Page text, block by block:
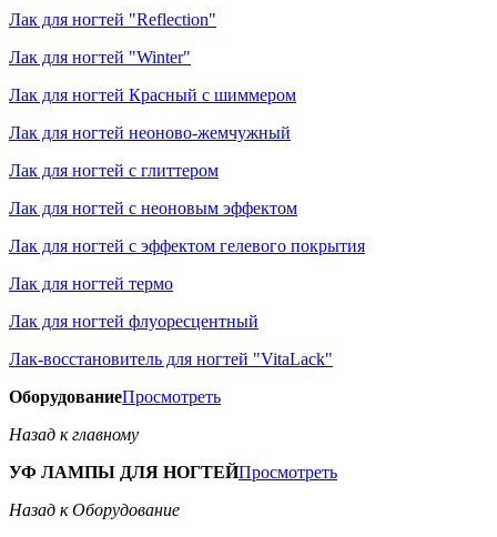
Лак для ногтей "Reflection"
Лак для ногтей "Winter"
Лак для ногтей Красный с шиммером
Лак для ногтей неоново-жемчужный
Лак для ногтей с глиттером
Лак для ногтей с неоновым эффектом
Лак для ногтей с эффектом гелевого покрытия
Лак для ногтей термо
Лак для ногтей флуоресцентный
Лак-восстановитель для ногтей "VitaLack"
ОборудованиеПросмотреть
Назад к главному
УФ ЛАМПЫ ДЛЯ НОГТЕЙПросмотреть
Назад к Оборудование